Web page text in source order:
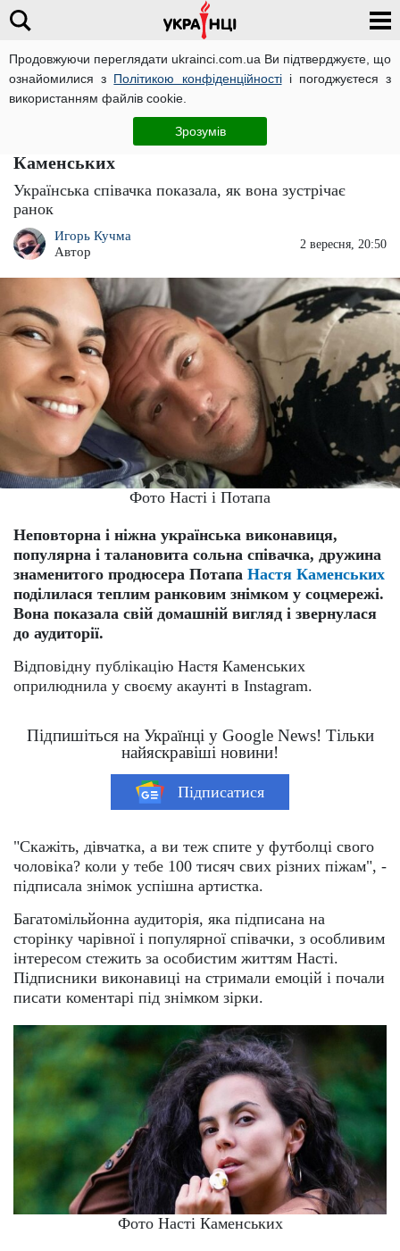
Продовжуючи переглядати ukrainci.com.ua Ви підтверджуєте, що
ознайомилися з Політикою конфіденційностіі погоджуєтеся з
використанням файлів cookie.
Зрозумів
"Труси мої не одягай": холоднокровний
Потап публічно присоромив Настю
Каменських
Українська співачка показала, як вона зустрічає
ранок
Игорь Кучма
Автор
2 вересня, 20:50
Фото Насті і Потапа
Неповторна і ніжна українська виконавиця,
популярна і талановита сольна співачка, дружина
знаменитого продюсера Потапа Настя Каменських
поділилася теплим ранковим знімком у соцмережі.
Вона показала свій домашній вигляд і звернулася
до аудиторії.
Відповідну публікацію Настя Каменських
оприлюднила у своєму акаунті в Instagram.
Підпишіться на Українці у Google News! Тільки
найяскравіші новини!
Підписатися
"Скажіть, дівчатка, а ви теж спите у футболці свого
чоловіка? коли у тебе 100 тисяч свих різних піжам", -
підписала знімок успішна артистка.
Багатомільйонна аудиторія, яка підписана на
сторінку чарівної і популярної співачки, з особливим
інтересом стежить за особистим життям Насті.
Підписники виконавиці на стримали емоцій і почали
писати коментарі під знімком зірки.
Фото Насті Каменських